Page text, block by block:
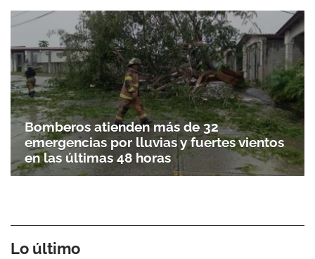
Bomberos atienden más de 32
emergencias por lluvias y fuertes vientos
en las últimas 48 horas
Lo último